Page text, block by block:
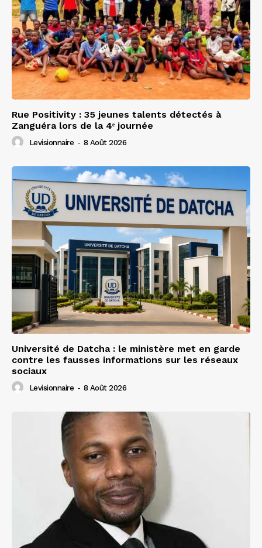
Rue Positivity : 35 jeunes talents détectés à
Zanguéra lors de la 4ᵉ journée
Levisionnaire - 8 Août 2026
Université de Datcha : le ministère met en garde
contre les fausses informations sur les réseaux
sociaux
Levisionnaire - 8 Août 2026